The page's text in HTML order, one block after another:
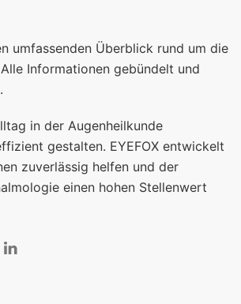
umfassenden Überblick rund um die
Informationen gebündelt und
in der Augenheilkunde
gestalten. EYEFOX entwickelt
zuverlässig helfen und der
einen hohen Stellenwert